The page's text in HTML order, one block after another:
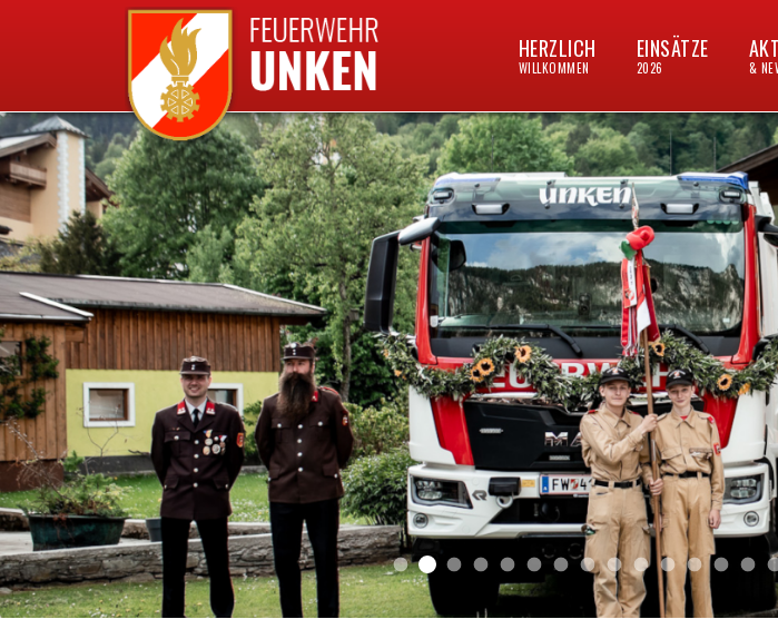
HERZLICH
WILLKOMMEN
EINSÄTZE
2026 &
Aktuell 046Aktuell 047
Start 011Aktuell 044
Aktuell 043
Aktuell 041
Aktuell 042
Aktuell 035
Aktuell 031
Aktuell 032
Aktuell 033
Aktuell 029
Aktuell